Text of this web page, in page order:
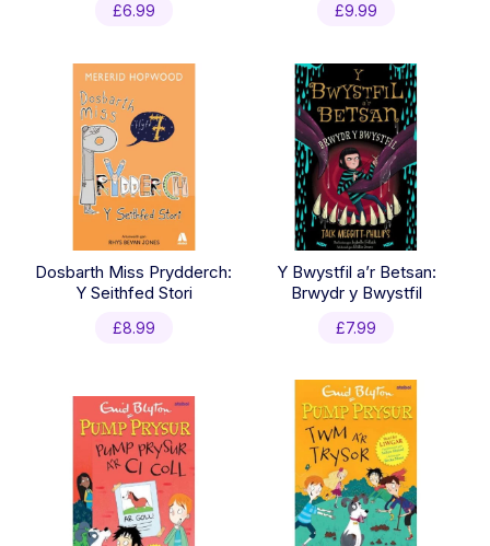
£6.99 £9.99
Dosbarth Miss Prydderch:
Y Seithfed Stori
£8.99
Y Bwystfil a’r Betsan:
Brwydr y Bwystfil
£7.99